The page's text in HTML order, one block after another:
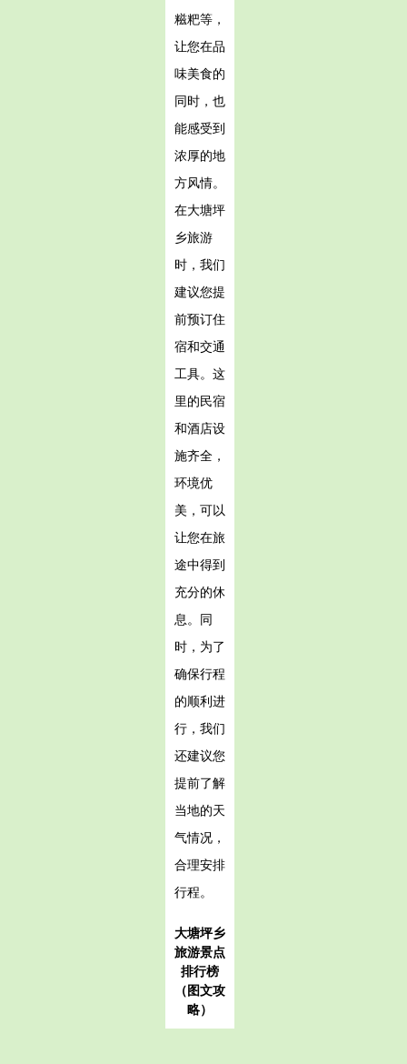
糍粑等，
让您在品
味美食的
同时，也
能感受到
浓厚的地
方风情。
在大塘坪
乡旅游
时，我们
建议您提
前预订住
宿和交通
工具。这
里的民宿
和酒店设
施齐全，
环境优
美，可以
让您在旅
途中得到
充分的休
息。同
时，为了
确保行程
的顺利进
行，我们
还建议您
提前了解
当地的天
气情况，
合理安排
行程。
大塘坪乡
旅游景点
排行榜
（图文攻
略）